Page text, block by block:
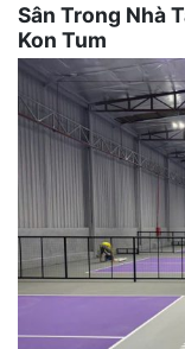
Sân Trong Nhà
Kon Tum